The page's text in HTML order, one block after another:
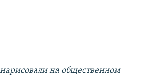
на общественном